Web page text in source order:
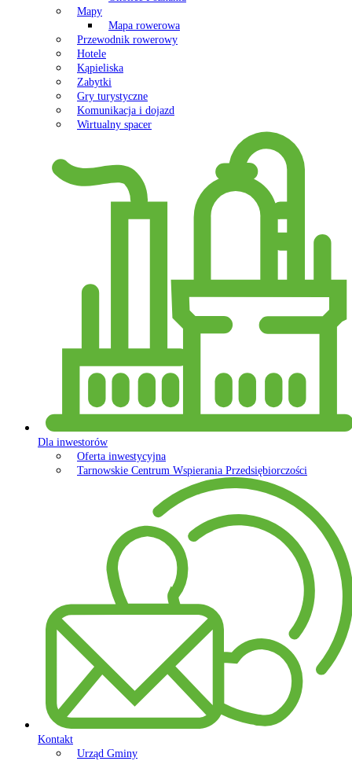
Mapy
Mapa rowerowa
Przewodnik rowerowy
Hotele
Kąpieliska
Zabytki
Gry turystyczne
Komunikacja i dojazd
Wirtualny spacer
Dla inwestorów
Oferta inwestycyjna
Tarnowskie Centrum Wspierania Przedsiębiorczości
Kontakt
Urząd Gminy